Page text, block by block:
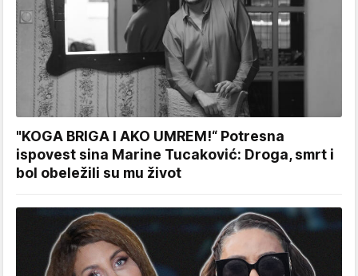
"KOGA BRIGA I AKO UMREM!“ Potresna
ispovest sina Marine Tucaković: Droga, smrt i
bol obeležili su mu život